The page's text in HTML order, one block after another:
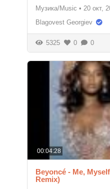
Музика/Music • 20 окт,
Blagovest Georgiev
5325 0 0
00:04:28
Beyoncé - Me,
Remix)